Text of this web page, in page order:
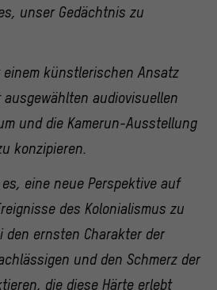
unser Gedächtnis zu
einem künstlerischen Ansatz
audiovisuellen
und die Kamerun-Ausstellung
konzipieren.
eine neue Perspektive auf
des Kolonialismus zu
den ernsten Charakter der
und den Schmerz der
die diese Härte erlebt